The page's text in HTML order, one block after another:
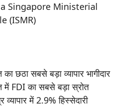
Singapore Ministerial
(ISMR)
का छठा सबसे बड़ा व्यापार भागीदार
में FDI का सबसे बड़ा स्रोत
में 2.9% हिस्सेदारी